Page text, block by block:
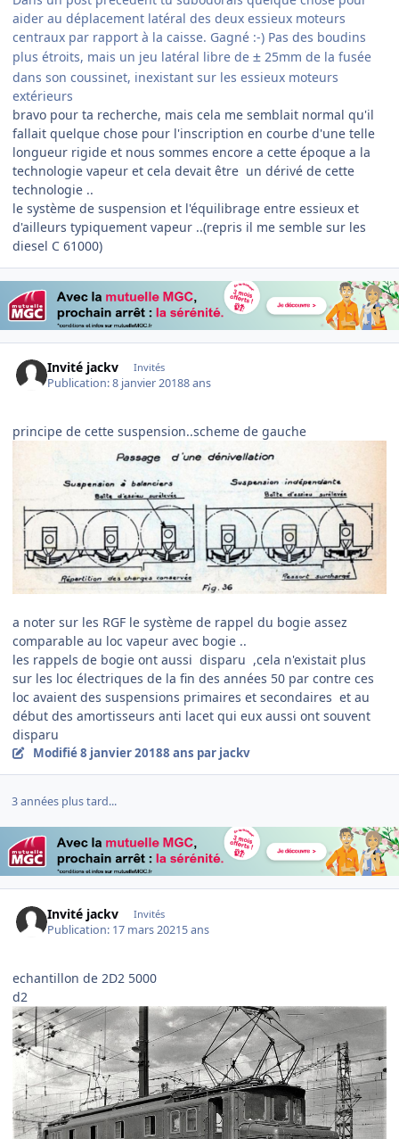
aider au déplacement latéral des deux essieux moteurs
centraux par rapport à la caisse. Gagné :-) Pas des boudins
plus étroits, mais un jeu latéral libre de ± 25mm de la fusée
dans son coussinet, inexistant sur les essieux moteurs
extérieurs
bravo pour ta recherche, mais cela me semblait normal qu'il
fallait quelque chose pour l'inscription en courbe d'une telle
longueur rigide et nous sommes encore a cette époque a la
technologie vapeur et cela devait être un dérivé de cette
technologie ..
le système de suspension et l'équilibrage entre essieux et
d'ailleurs typiquement vapeur ..(repris il me semble sur les
diesel C 61000)
Invité jackv Invités
Publication:8 janvier 20188 ans
principe de cette suspension..scheme de gauche
a noter sur les RGF le système de rappel du bogie assez
comparable au loc vapeur avec bogie ..
les rappels de bogie ont aussi disparu ,cela n'existait plus
sur les loc électriques de la fin des années 50 par contre ces
loc avaient des suspensions primaires et secondaires et au
début des amortisseurs anti lacet qui eux aussi ont souvent
disparu
Modifié8 janvier 20188 ans par jackv
3 années plus tard...
Invité jackv Invités
Publication: 17 mars 20215 ans
echantillon de 2D2 5000
d2